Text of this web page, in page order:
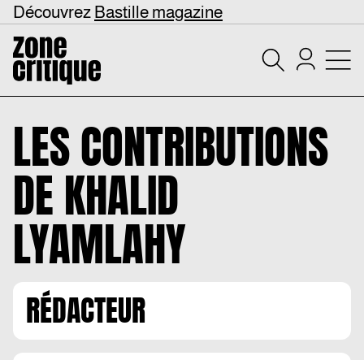
Découvrez Bastille magazine
LES CONTRIBUTIONS
DEKHALID
LYAMLAHY
RÉDACTEUR